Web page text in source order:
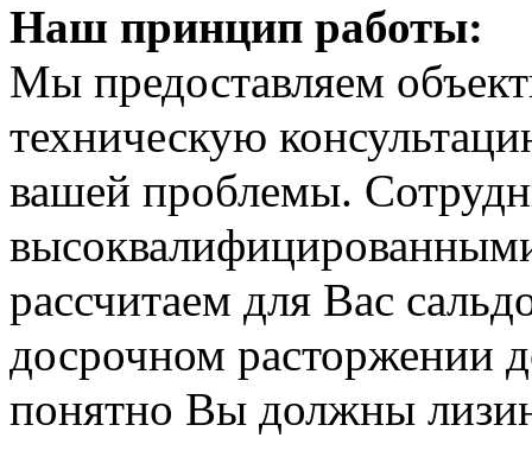
Наш принцип работы:
Мы предоставляем
техническую
вашей проблемы.
рассчитаем для Вас
досрочном расторжении
понятно Вы должны